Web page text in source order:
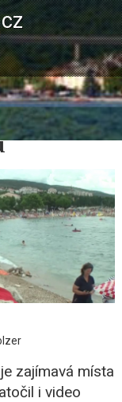
zajímavá místa
i video